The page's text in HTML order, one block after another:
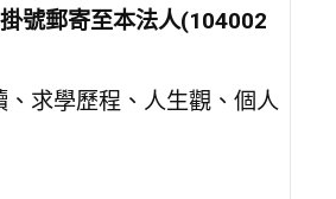
掛號郵寄至本法人(104002
求學歷程、人生觀、個人